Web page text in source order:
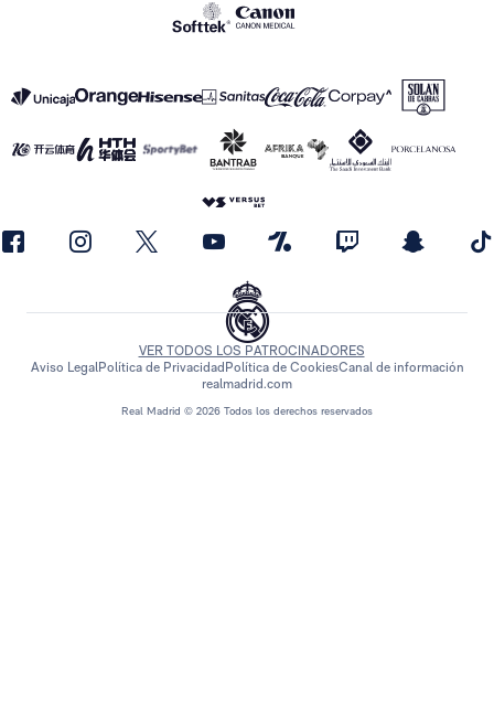
Real Madrid © 2026 Todos los derechos reservados
VER TODOS LOS PATROCINADORES
Aviso LegalPolítica de Privacidad Política de CookiesCanal de información
realmadrid.com